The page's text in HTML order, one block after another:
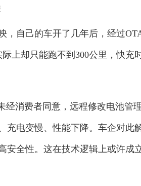
自己的车开了几年后，经过
上却只能跑不到300公里，快充
消费者同意，远程修改电池管
充电变慢、性能下降。车企对此
安全性。这在技术逻辑上或许成